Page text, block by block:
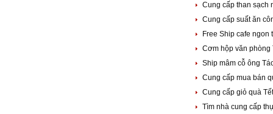
Cung cấp than sạch
Cung cấp suất ăn
Free Ship cafe
Cơm hộp văn phòng
Ship mâm cỗ ông
Cung cấp mua bán
Cung cấp giỏ quà
Tìm nhà cung cấp